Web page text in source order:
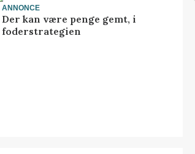
ANNONCE
Der kan være penge gemt, i
foderstrategien